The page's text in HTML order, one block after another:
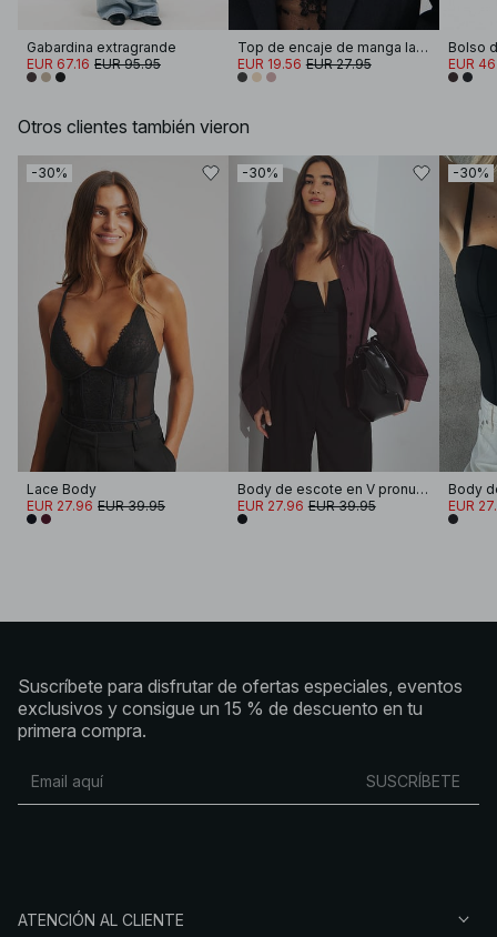
Gabardina extragrande
EUR 67.16 EUR 95.95
Top de encaje de manga larga
EUR 19.56 EUR 27.95
Bolso
EUR
Otros clientes también vieron
-30%
Lace Body
EUR 27.96 EUR 39.95
-30%
Body de escote en V pronunciado
EUR 27.96 EUR 39.95
-30%
Body
EUR
Suscríbete para disfrutar de ofertas especiales, eventos
exclusivos y consigue un 15 % de descuento en tu
primera compra.
SUSCRÍBETE
ATENCIÓN AL CLIENTE